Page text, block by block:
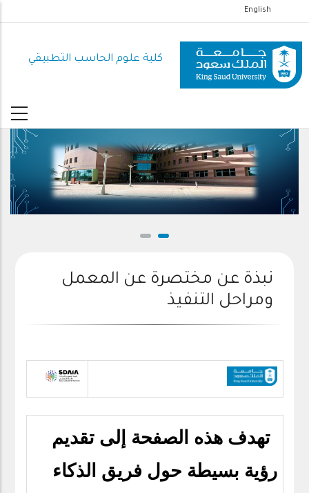
إلى
المحتوى
الرئيسي
English
كلية علوم الحاسب التطبيقي
نبذة عن مختصرة عن المعمل
ومراحل التنفيذ
تهدف هذه الصفحة إلى تقديم
رؤية بسيطة حول فريق الذكاء